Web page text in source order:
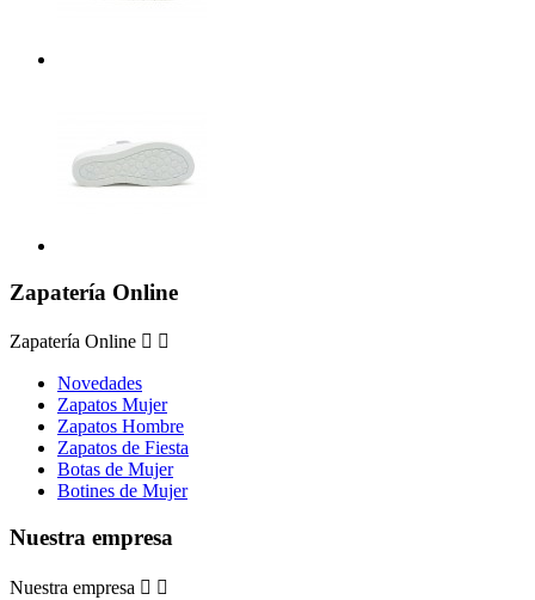
Zapatería Online
Zapatería Online  
Novedades
Zapatos Mujer
Zapatos Hombre
Zapatos de Fiesta
Botas de Mujer
Botines de Mujer
Nuestra empresa
Nuestra empresa  